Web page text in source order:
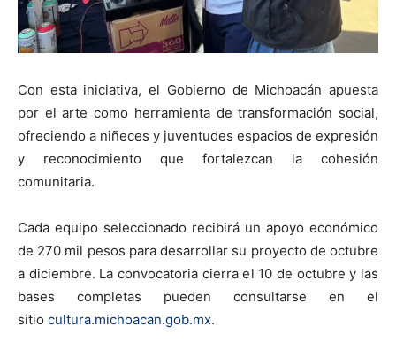
Con esta iniciativa, el Gobierno de Michoacán apuesta
por el arte como herramienta de transformación social,
ofreciendo a niñeces y juventudes espacios de expresión
y reconocimiento que fortalezcan la cohesión
comunitaria.
Cada equipo seleccionado recibirá un apoyo económico
de 270 mil pesos para desarrollar su proyecto de octubre
a diciembre. La convocatoria cierra el 10 de octubre y las
bases completas pueden consultarse en el
sitio cultura.michoacan.gob.mx.